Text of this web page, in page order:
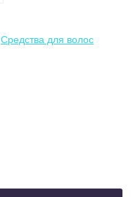
Средства для волос